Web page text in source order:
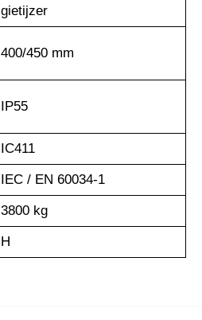
gietijzer
400/450 mm
IP55
IC411
IEC / EN 60034-1
3800 kg
H